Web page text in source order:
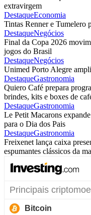
extravirgem
DestaqueEconomia
Tintas Renner e Tumelero
DestaqueNegócios
Final da Copa 2026
jogos do Brasil
DestaqueNegócios
Unimed Porto Alegre
DestaqueGastronomia
Quiero Café prepara
brindes, kits e boxes de
DestaqueGastronomia
Le Petit Macarons
para o Dia dos Pais
DestaqueGastronomia
Freixenet lança caixa
espumantes clássicos da